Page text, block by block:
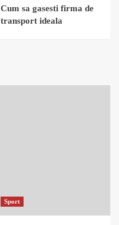
Cum sa gasesti firma de
transport ideala
Sport